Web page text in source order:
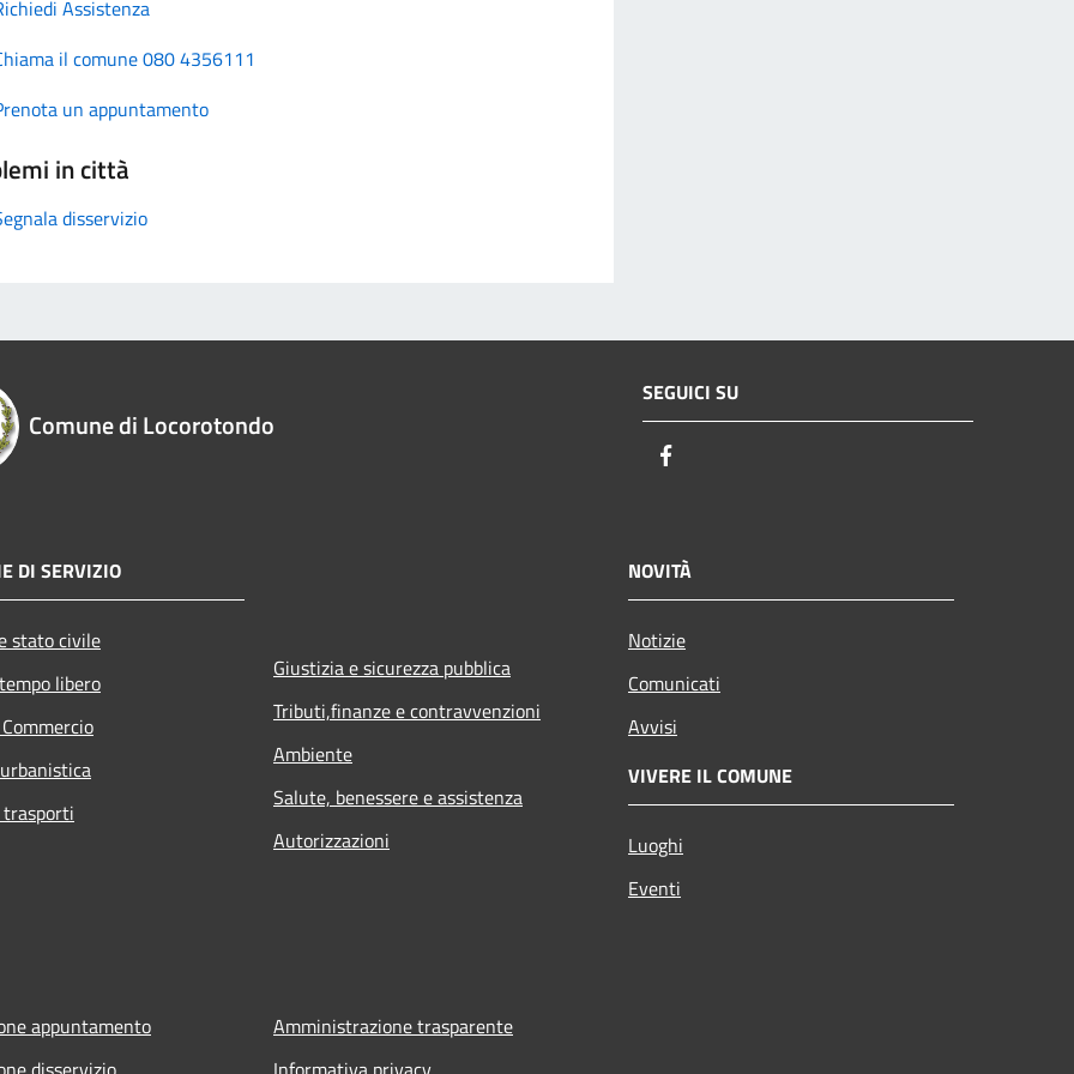
Assistenza
il comune 080 4356111
un appuntamento
in città
disservizio
Comune di Locorotondo
SEGUICI SU
DI SERVIZIO
stato civile
libero
Giustizia e sicurezza pubblica
Tributi,finanze e contravvenzioni
Ambiente
Salute, benessere e assistenza
Autorizzazioni
NOVITÀ
Notizie
Comunicati
Avvisi
VIVERE IL COMUNE
Luoghi
Eventi
appuntamento
Amministrazione trasparente